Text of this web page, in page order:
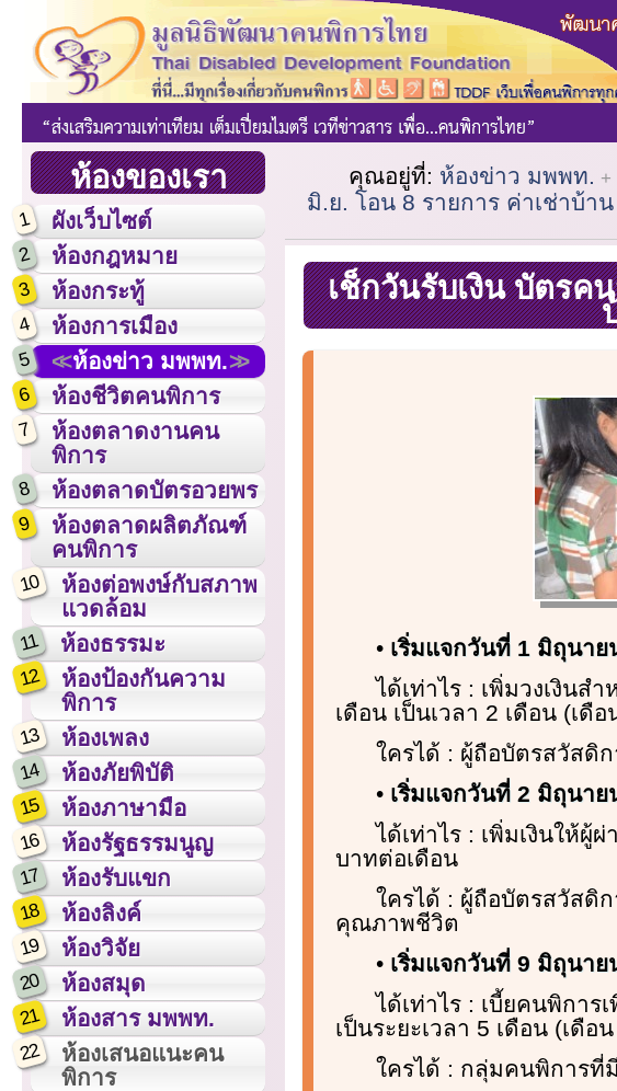
ห้องของเรา
1 ผังเว็บไซต์
2 ห้องกฎหมาย
3 ห้องกระทู้
4 ห้องการเมือง
5 ห้องข่าว มพพท.
6 ห้องชีวิตคนพิการ
7
ห้องตลาดงานคน
พิการ
8 ห้องตลาดบัตรอวยพร
9
ห้องตลาดผลิตภัณฑ์
คนพิการ
10
ห้องต่อพงษ์กับสภาพ
แวดล้อม
11 ห้องธรรมะ
12
ห้องป้องกันความ
พิการ
13 ห้องเพลง
14 ห้องภัยพิบัติ
15 ห้องภาษามือ
16 ห้องรัฐธรรมนูญ
17 ห้องรับแขก
18 ห้องลิงค์
19 ห้องวิจัย
20 ห้องสมุด
21 ห้องสาร มพพท.
22
ห้องเสนอแนะคน
พิการ
คุณอยู่ที่: ห้องข่าว มพพท.
มิ.ย. โอน 8 รายการ ค่าเช่าบ้า
เช็กวันรับเงิน บัตรค
• เริ่มแจกวันที่ 1 มิถุนาย
ได้เท่าไร : เพิ่มวงเงินส
เดือน เป็นเวลา 2 เดือน (เดื
ใครได้ : ผู้ถือบัตรสวัสดิ
• เริ่มแจกวันที่ 2 มิถุนาย
ได้เท่าไร : เพิ่มเงินให้
บาทต่อเดือน
ใครได้ : ผู้ถือบัตรสวัสดิ
คุณภาพชีวิต
• เริ่มแจกวันที่ 9 มิถุนาย
ได้เท่าไร : เบี้ยคนพิกา
เป็นระยะเวลา 5 เดือน (เดือ
ใครได้ : กลุ่มคนพิการที่